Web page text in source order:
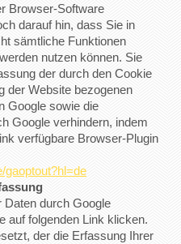
Browser-Software
darauf hin, dass Sie in
sämtliche Funktionen
nutzen können. Sie
der durch den Cookie
der Website bezogenen
Google sowie die
Google verhindern, indem
verfügbare Browser-Plugin
gaoptout?hl=de
Daten durch Google
auf folgenden Link klicken.
der die Erfassung Ihrer